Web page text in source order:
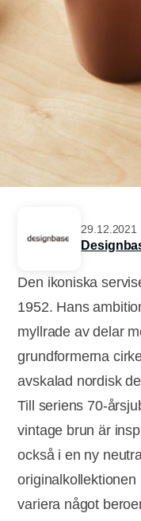
29.12.2021
Den ikoniska
1952. Hans
myllrade av delar
grundformerna
avskalad nordisk
Till seriens 70-
vintage brun är
också i en ny
variera något